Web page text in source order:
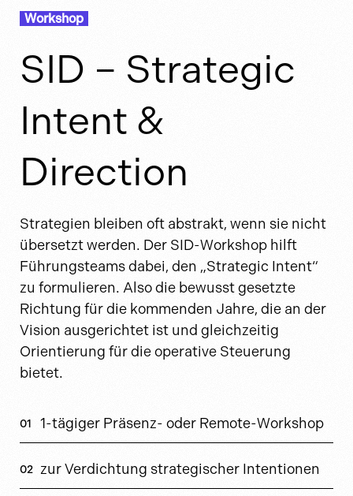
Workshop
SID – Strategic
Intent &
Direction
Strategien bleiben oft abstrakt, wenn sie nicht
übersetzt werden. Der SID-Workshop hilft
Führungsteams dabei, den „Strategic Intent“
zu formulieren. Also die bewusst gesetzte
Richtung für die kommenden Jahre, die an der
Vision ausgerichtet ist und gleichzeitig
Orientierung für die operative Steuerung
bietet.
1-tägiger Präsenz- oder Remote-Workshop
zur Verdichtung strategischer Intentionen